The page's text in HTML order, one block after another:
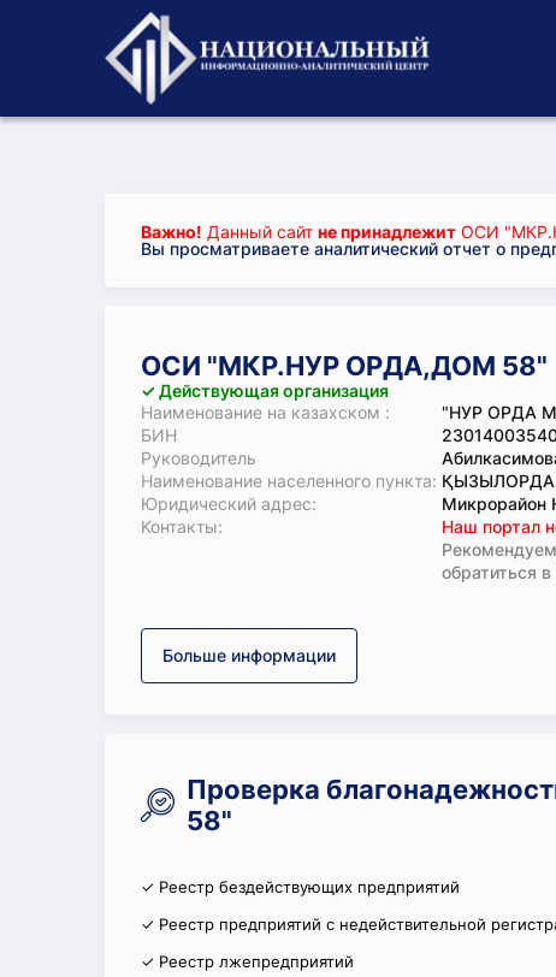
Важно! Данный сайт не принадлежит ОСИ
Вы просматриваете аналитический отчет о
ОСИ "МКР.НУР ОРДА,ДОМ 58"
✓ Действующая организация
Наименование на казахском :
"НУР ОРДА М/
БИН
Руководитель
Наименование населенного пункта:
Юридический адрес:
Микрорайон
Koнтaкты:
Наш портал
обратиться
Больше информации
Проверка
58"
✓ Реестр бездействующих предприятий
✓ Реестр предприятий с недействительной
✓ Реестр лжепредприятий